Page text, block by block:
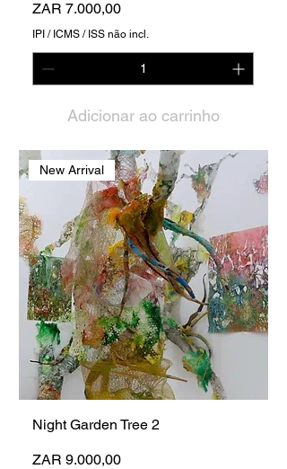
Preço
ZAR 7.000,00
IPI / ICMS / ISS não incl.
Adicionar ao carrinho
New Arrival
Night Garden Tree 2
Preço
ZAR 9.000,00